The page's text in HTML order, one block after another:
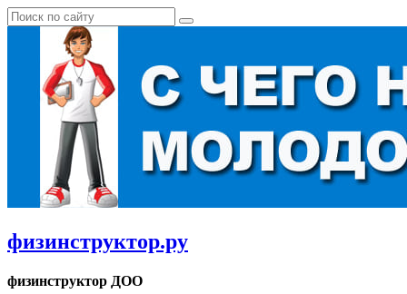
физинструктор.ру
физинструктор ДОО